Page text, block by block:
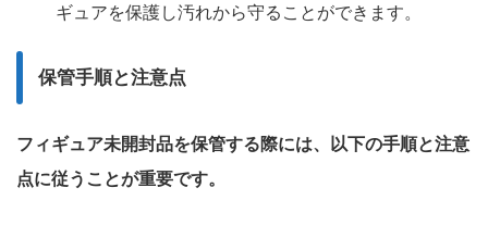
ギュアを保護し汚れから守ることができます。
保管手順と注意点
フィギュア未開封品を保管する際には、以下の手順と注意
点に従うことが重要です。